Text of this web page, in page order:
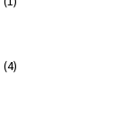
(4)